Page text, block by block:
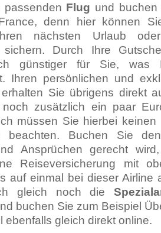
Flug und
denn hier können
nächsten Urlaub
sichern. Durch Ihre
günstiger für Sie, was
Ihren persönlichen und
Sie übrigens direkt
zusätzlich ein paar
müssen Sie hierbei keinen
beachten. Buchen Sie
Ansprüchen gerecht
Reiseversicherung mit
auf einmal bei dieser Airline
gleich noch die
buchen Sie zum Beispiel
ebenfalls gleich direkt online.